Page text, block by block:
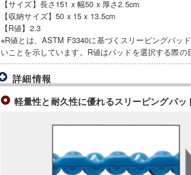
【サイズ】長さ151 x 幅50 x 厚さ2.5cm
【収納サイズ】50 x 15 x 13.5cm
【R値】2.3
※R値とは、ASTM F3340に基づくスリーピングパッ
いことを示しています。R値はパッドを選択する際の
詳細情報
軽量性と耐久性に優れるスリーピングパッ